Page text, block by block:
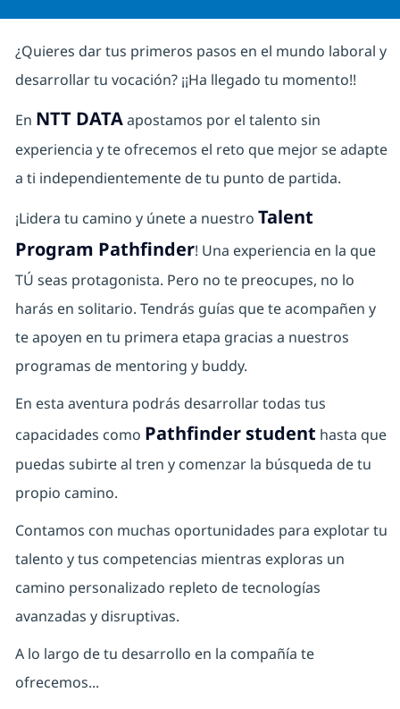
¿Quieres dar tus primeros pasos en el mundo laboral y
desarrollar tu vocación? ¡¡Ha llegado tu momento!!
En NTT DATAapostamos por el talento sin
experiencia y te ofrecemos el reto que mejor se adapte
a ti independientemente de tu punto de partida.
¡Lidera tu camino y únete a nuestro Talent
Program Pathfinder! Una experiencia en la que
TÚ seas protagonista. Pero no te preocupes, no lo
harás en solitario. Tendrás guías que te acompañen y
te apoyen en tu primera etapa gracias a nuestros
programas de mentoring y buddy.
En esta aventura podrás desarrollar todas tus
capacidades como Pathfinder student hasta que
puedas subirte al tren y comenzar la búsqueda de tu
propio camino.
Contamos con muchas oportunidades para explotar tu
talento y tus competencias mientras exploras un
camino personalizado repleto de tecnologías
avanzadas y disruptivas.
A lo largo de tu desarrollo en la compañía te
ofrecemos...